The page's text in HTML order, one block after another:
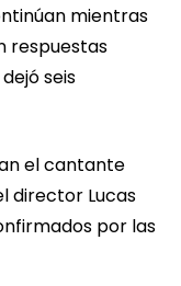
mientras
respuestas
seis
el cantante
director Lucas
por las